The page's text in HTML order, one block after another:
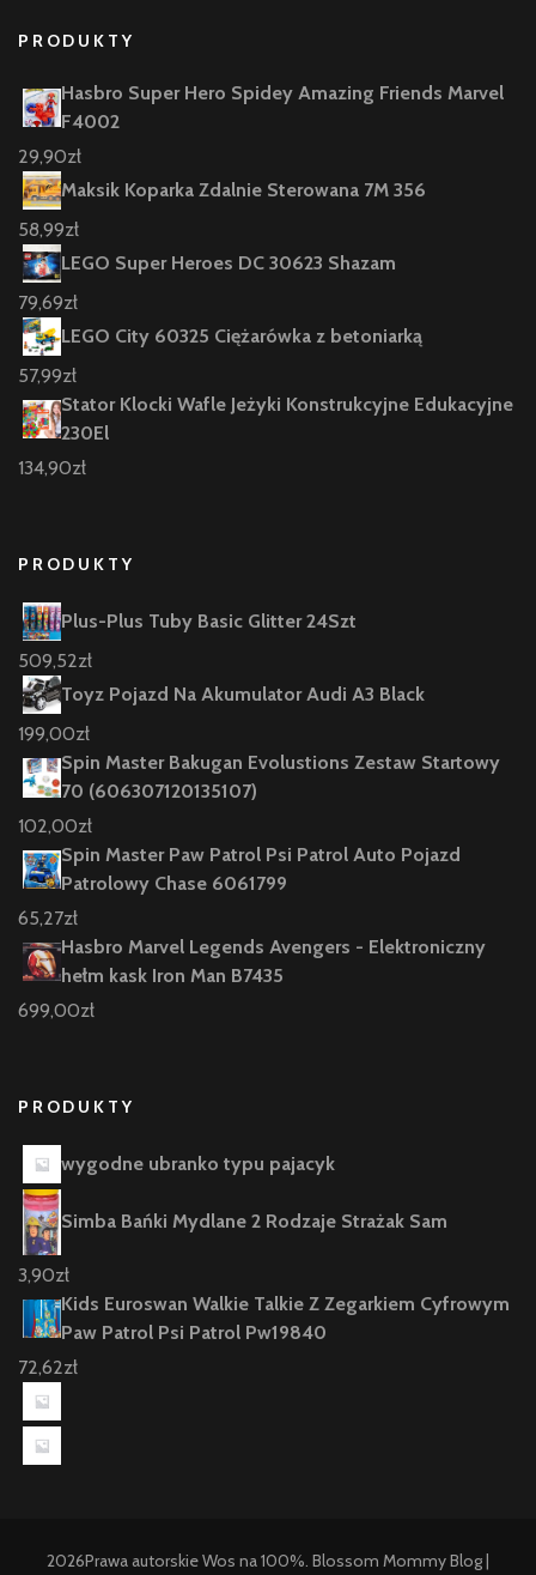
PRODUKTY
Hasbro Super Hero Spidey Amazing Friends Marvel
F4002
29,90zł
Maksik Koparka Zdalnie Sterowana 7M 356
58,99zł
LEGO Super Heroes DC 30623 Shazam
79,69zł
LEGO City 60325 Ciężarówka z betoniarką
57,99zł
Stator Klocki Wafle Jeżyki Konstrukcyjne Edukacyjne
230El
134,90zł
PRODUKTY
Plus-Plus Tuby Basic Glitter 24Szt
509,52zł
Toyz Pojazd Na Akumulator Audi A3 Black
199,00zł
Spin Master Bakugan Evolustions Zestaw Startowy
70 (606307120135107)
102,00zł
Spin Master Paw Patrol Psi Patrol Auto Pojazd
Patrolowy Chase 6061799
65,27zł
Hasbro Marvel Legends Avengers - Elektroniczny
hełm kask Iron Man B7435
699,00zł
PRODUKTY
wygodne ubranko typu pajacyk
Simba Bańki Mydlane 2 Rodzaje Strażak Sam
3,90zł
Kids Euroswan Walkie Talkie Z Zegarkiem Cyfrowym
Paw Patrol Psi Patrol Pw19840
72,62zł
2026Prawa autorskieWos na 100%. Blossom Mommy Blog |